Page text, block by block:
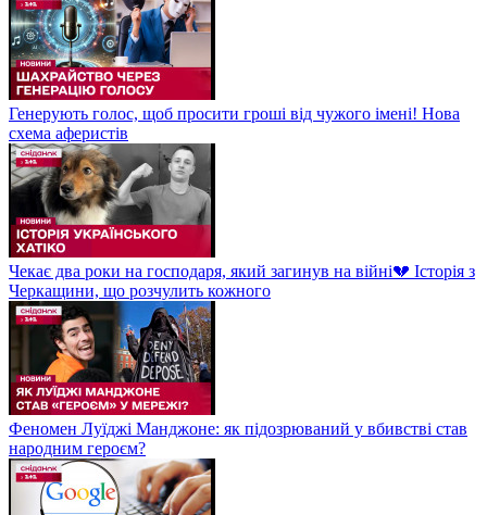
Генерують голос, щоб просити гроші від чужого імені! Нова
схема аферистів
Чекає два роки на господаря, який загинув на війні💔 Історія з
Черкащини, що розчулить кожного
Феномен Луїджі Манджоне: як підозрюваний у вбивстві став
народним героєм?